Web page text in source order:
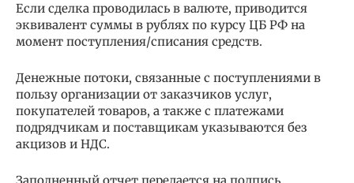
Если сделка проводилась в валюте, приводится
эквивалент суммы в рублях по курсу ЦБ РФ на
момент поступления/списания средств.
Денежные потоки, связанные с поступлениями в
пользу организации от заказчиков услуг,
покупателей товаров, а также с платежами
подрядчикам и поставщикам указываются без
акцизов и НДС.